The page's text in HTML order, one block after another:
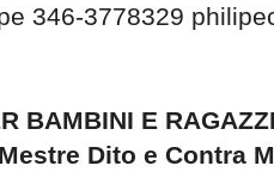
346-3778329
BAMBINI E
Dito e Contra